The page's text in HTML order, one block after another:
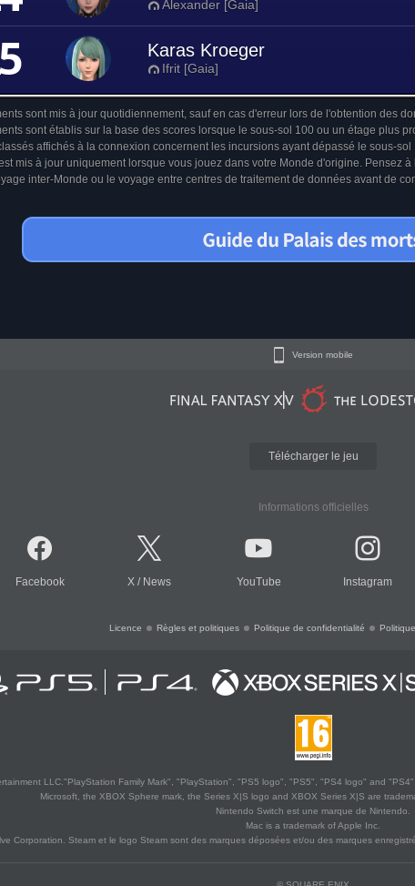
Alexander [Gaia]
Karas Kroeger
Ifrit [Gaia]
sont mis à jour quotidiennement, sauf en cas d'erreur lors de l'obtention des
sont établis sur la base des scores lorsque le sous-sol 100 ou un étage plus
affichés à la connexion concernent les incursions ayant dépassé le sous-sol
mis à jour uniquement lorsque vous jouez dans votre Monde d'origine. Pensez
inter-Monde ou le voyage entre centres de traitement de données avant de
Version mobile
Télécharger le jeu
Informations officielles
Facebook X / News YouTube Instagram
Licence Règles et politiques Politique de confidentialité
LLC."PlayStation Family Mark", "PlayStation", "PS5 logo", "PS5", "PS4 logo" and
Microsoft, the XBOX Sphere mark, the Series X|S logo and XBOX Series X|S are
Nintendo Switch est une marque de Nintendo.
Mac is a trademark of Apple Inc.
Corporation. Steam et le logo Steam sont des marques déposées et/ou des marques